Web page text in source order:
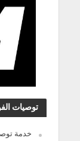
توصيات
خدمة